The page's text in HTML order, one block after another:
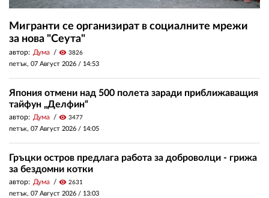
Мигранти се организират в социалните мрежи
за нова "Сеута"
автор: Дума visibility 3826
петък, 07 Август 2026 / 14:53
Япония отмени над 500 полета заради приближаващия
тайфун „Делфин“
автор: Дума visibility 3477
петък, 07 Август 2026 / 14:05
Гръцки остров предлага работа за доброволци - грижа
за бездомни котки
автор: Дума visibility 2631
петък, 07 Август 2026 / 13:03